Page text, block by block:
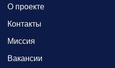
О проекте
Контакты
Миссия
Вакансии